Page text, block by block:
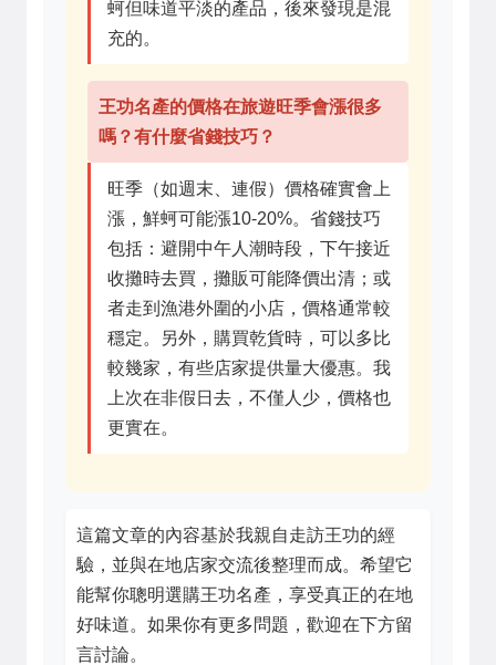
蚵但味道平淡的產品，後來發現是混
充的。
王功名產的價格在旅遊旺季會漲很多
嗎？有什麼省錢技巧？
旺季（如週末、連假）價格確實會上
漲，鮮蚵可能漲10-20%。省錢技巧
包括：避開中午人潮時段，下午接近
收攤時去買，攤販可能降價出清；或
者走到漁港外圍的小店，價格通常較
穩定。另外，購買乾貨時，可以多比
較幾家，有些店家提供量大優惠。我
上次在非假日去，不僅人少，價格也
更實在。
這篇文章的內容基於我親自走訪王功的經
驗，並與在地店家交流後整理而成。希望它
能幫你聰明選購王功名產，享受真正的在地
好味道。如果你有更多問題，歡迎在下方留
言討論。